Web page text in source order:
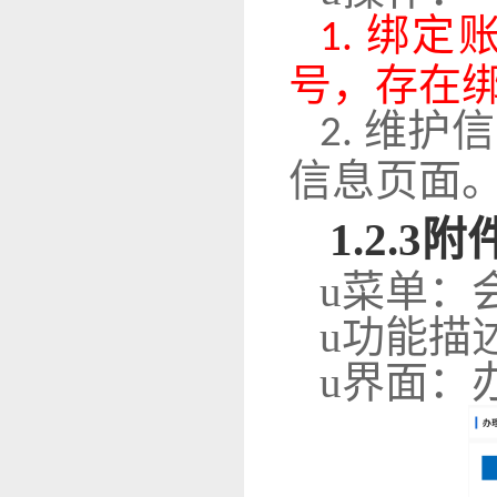
1. 绑定
号，存在
2. 维护
信息页面
1.2.3 附
u菜单：
u功能描
u界面：